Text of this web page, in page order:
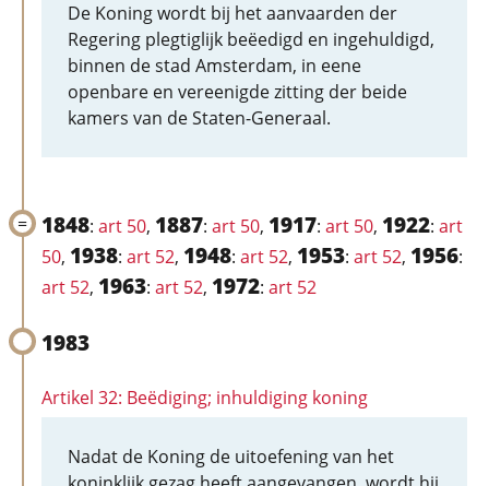
De Koning wordt bij het aanvaarden der
Regering plegtiglijk beëedigd en ingehuldigd,
binnen de stad Amsterdam, in eene
openbare en vereenigde zitting der beide
kamers van de Staten-Generaal.
1848: art 50, 1887: art 50, 1917: art 50, 1922: art
50, 1938: art 52, 1948: art 52, 1953: art 52, 1956:
art 52, 1963: art 52, 1972: art 52
1983
Artikel 32: Beëdiging; inhuldiging koning
Nadat de Koning de uitoefening van het